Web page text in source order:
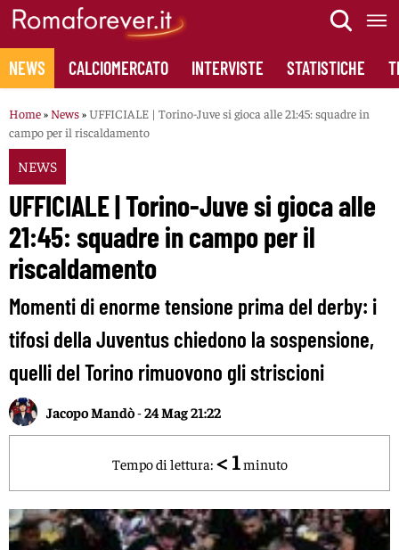
Skip
content
NEWS CALCIOMERCATO INTERVISTE STATISTICHE
Home» News»UFFICIALE | Torino-Juve si gioca alle 21:45: squadre in
campo per il riscaldamento
NEWS
UFFICIALE | Torino-Juve si gioca alle
21:45: squadre in campo per il
riscaldamento
Momenti di enorme tensione prima del derby: i
tifosi della Juventus chiedono la sospensione,
quelli del Torino rimuovono gli striscioni
Jacopo Mandò-24 Mag 21:22
Tempo di lettura: < 1 minuto